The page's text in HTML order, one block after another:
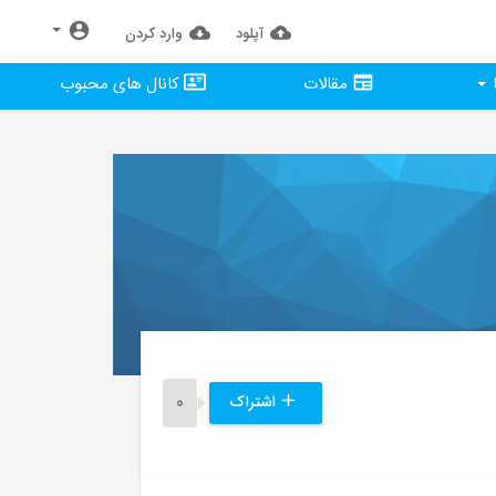
آپلود وارد كردن
مقالات کانال های محبوب
اشتراک 0